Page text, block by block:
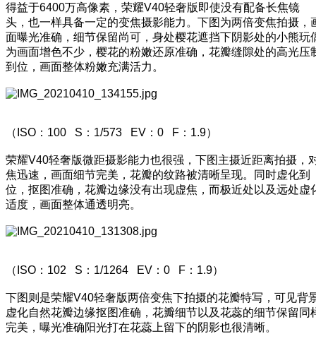
得益于6400万高像素，荣耀V40轻奢版即使没有配备长焦镜
头，也一样具备一定的变焦摄影能力。下图为两倍变焦拍摄，
面曝光准确，细节保留尚可，身处樱花遮挡下阴影处的小熊玩
为画面增色不少，樱花的粉嫩还原准确，花瓣缝隙处的高光压
到位，画面整体粉嫩充满活力。
（ISO：100 S：1/573 EV：0 F：1.9）
荣耀V40轻奢版微距摄影能力也很强，下图主摄近距离拍摄，
焦迅速，画面细节完美，花瓣的纹路被清晰呈现。同时虚化到
位，抠图准确，花瓣边缘没有出现虚焦，而极近处以及远处虚
适度，画面整体通透明亮。
（ISO：102 S：1/1264 EV：0 F：1.9）
下图则是荣耀V40轻奢版两倍变焦下拍摄的花瓣特写，可见背
虚化自然花瓣边缘抠图准确，花瓣细节以及花蕊的细节保留同
完美，曝光准确阳光打在花蕊上留下的阴影也很清晰。